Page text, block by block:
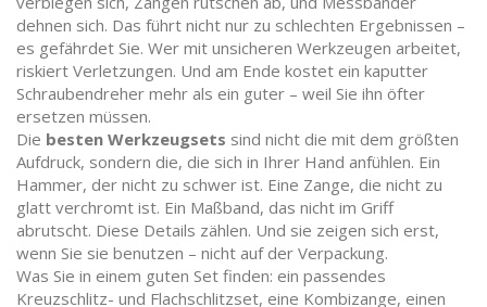
dehnen sich. Das führt nicht nur zu schlechten Ergebnissen –
es gefährdet Sie. Wer mit unsicheren Werkzeugen arbeitet,
riskiert Verletzungen. Und am Ende kostet ein kaputter
Schraubendreher mehr als ein guter – weil Sie ihn öfter
ersetzen müssen.
Die besten Werkzeugsets sind nicht die mit dem größten
Aufdruck, sondern die, die sich in Ihrer Hand anfühlen. Ein
Hammer, der nicht zu schwer ist. Eine Zange, die nicht zu
glatt verchromt ist. Ein Maßband, das nicht im Griff
abrutscht. Diese Details zählen. Und sie zeigen sich erst,
wenn Sie sie benutzen – nicht auf der Verpackung.
Was Sie in einem guten Set finden: ein passendes
Kreuzschlitz- und Flachschlitzset, eine Kombizange, einen